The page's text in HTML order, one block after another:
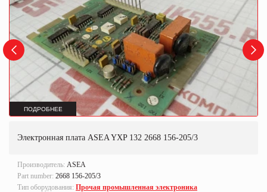
ПОДРОБНЕЕ
Электронная плата ASEA YXP 132 2668 156-205/3
Производитель: ASEA
Part number: 2668 156-205/3
Тип оборудования: Прочая промышленная электроника